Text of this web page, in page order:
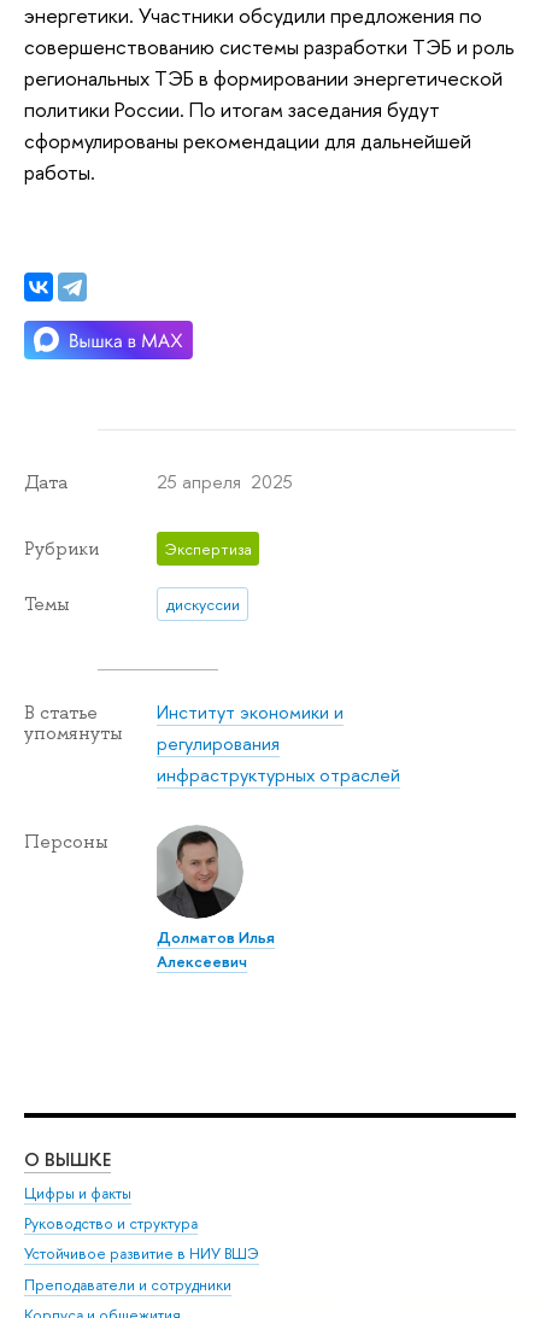
энергетики. Участники обсудили предложения по
совершенствованию системы разработки ТЭБ и роль
региональных ТЭБ в формировании энергетической
политики России. По итогам заседания будут
сформулированы рекомендации для дальнейшей
работы.
Дата 25 апреля 2025
Рубрики Экспертиза
Темы дискуссии
В статье
упомянуты
Институт экономики и
регулирования
инфраструктурных отраслей
Персоны
Долматов Илья
Алексеевич
О ВЫШКЕ
Цифры и факты
Руководство и структура
Устойчивое развитие в НИУ ВШЭ
Преподаватели и сотрудники